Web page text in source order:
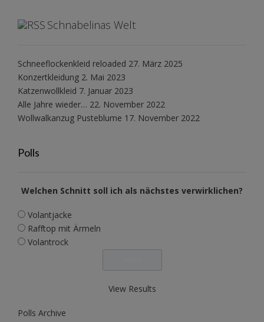
Schnabelinas Welt
Schneeflockenkleid reloaded 27. März 2025
Konzertkleidung 2. Mai 2023
Katzenwollkleid 7. Januar 2023
Alle Jahre wieder… 22. November 2022
Wollwalkanzug Pusteblume 17. November 2022
Polls
Welchen Schnitt soll ich als nächstes verwirklichen?
Volantjacke
Rafftop mit Ärmeln
Volantrock
View Results
Polls Archive